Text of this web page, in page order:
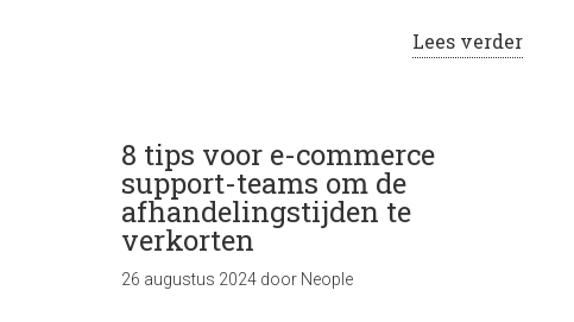
Lees verder
8 tips voor e-commerce
support-teams om de
afhandelingstijden te
verkorten
26 augustus 2024 door Neople